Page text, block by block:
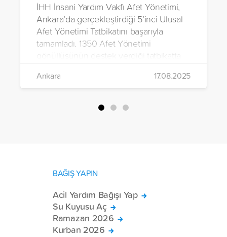
İHH İnsani Yardım Vakfı Afet Yönetimi,
Ankara’da gerçekleştirdiği 5’inci Ulusal
Afet Yönetimi Tatbikatını başarıyla
tamamladı. 1350 Afet Yönetimi
gönüllüsünün destek verdiği tatbikatta
kentsel, suda ve doğada arama kurtarma
çalışmaları gerçekleştirildi.
Ankara 17.08.2025
BAĞIŞ YAPIN
Acil Yardım Bağışı Yap
Su Kuyusu Aç
Ramazan 2026
Kurban 2026